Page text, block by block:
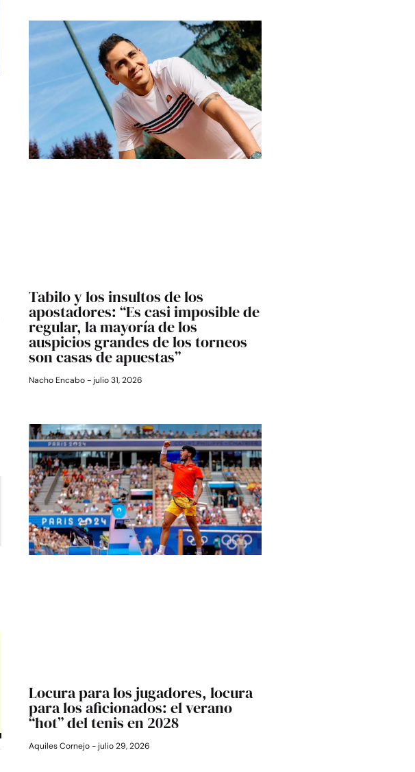
Tabilo y los insultos de los
apostadores: “Es casi imposible de
regular, la mayoría de los
auspicios grandes de los torneos
son casas de apuestas”
Nacho Encabo julio 31, 2026
Locura para los jugadores, locura
para los aficionados: el verano
“hot” del tenis en 2028
Aquiles Cornejo julio 29, 2026